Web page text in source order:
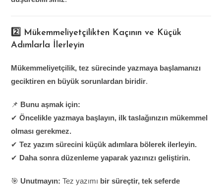
2️⃣ Mükemmeliyetçilikten Kaçının ve Küçük
Adımlarla İlerleyin
Mükemmeliyetçilik, tez sürecinde yazmaya başlamanızı
geciktiren en büyük sorunlardan biridir.
📌 Bunu aşmak için:
✔Öncelikle yazmaya başlayın, ilk taslağınızın mükemmel
olması gerekmez.
✔Tez yazım sürecini küçük adımlara bölerek ilerleyin.
✔ Daha sonra düzenleme yaparak yazınızı geliştirin.
🎯 Unutmayın: Tez yazımı bir süreçtir, tek seferde